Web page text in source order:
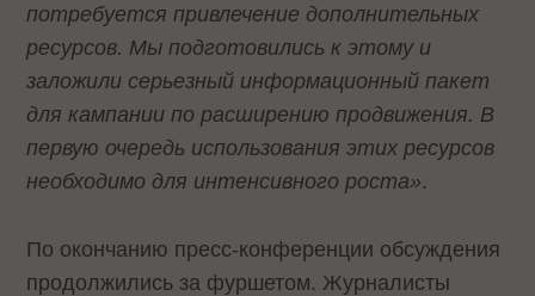
потребуется привлечение дополнительных
ресурсов. Мы подготовились к этому и
заложили серьезный информационный пакет
для кампании по расширению продвижения. В
первую очередь использования этих ресурсов
необходимо для интенсивного роста».
По окончанию пресс-конференции обсуждения
продолжились за фуршетом. Журналисты